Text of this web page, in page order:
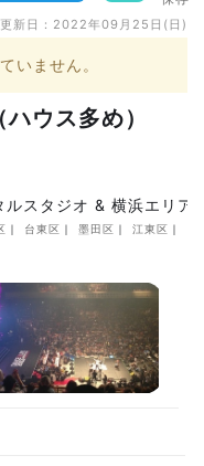
更新日： 2022年09月25日(日)
いません。
ウス多め）
スタジオ & 横浜エリア
台東区 墨田区 江東区